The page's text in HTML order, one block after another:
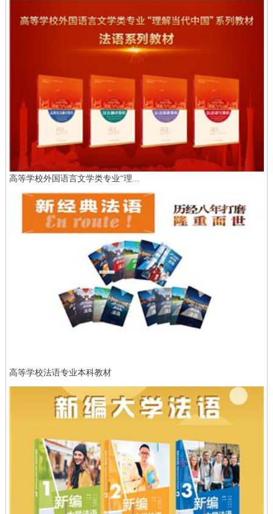
高等学校外国语言文学类专业“理...
高等学校法语专业本科教材